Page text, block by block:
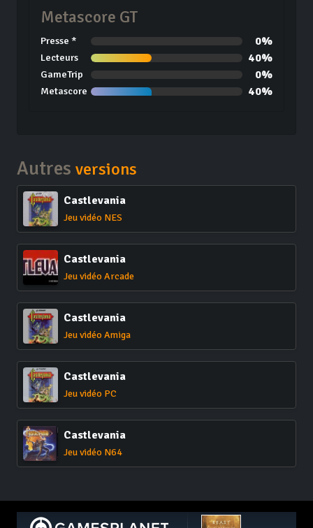
Metascore GT
Presse * 0%
Lecteurs 40%
GameTrip 0%
Metascore 40%
Autres versions
Castlevania
Jeu vidéo NES
Castlevania
Jeu vidéo Arcade
Castlevania
Jeu vidéo Amiga
Castlevania
Jeu vidéo PC
Castlevania
Jeu vidéo N64